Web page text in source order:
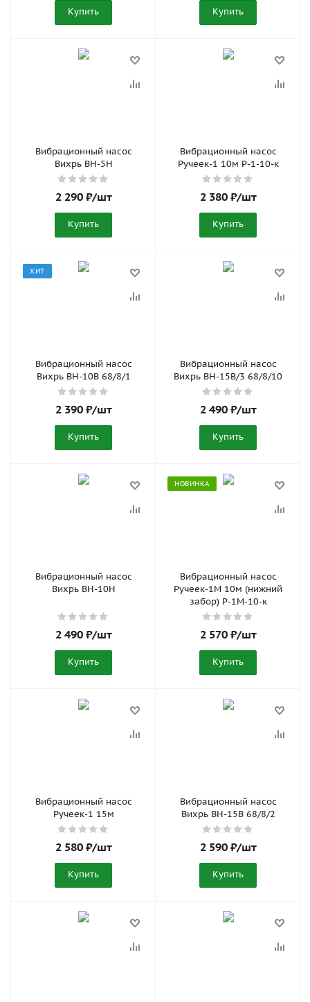
Купить Купить
Вибрационный насос
Вихрь ВН-5Н
2 290₽/шт
Купить
Вибрационный насос
Ручеек-1 10м Р-1-10-к
2 380₽/шт
Купить
ХИТ
Вибрационный насос
Вихрь ВН-10В 68/8/1
2 390₽/шт
Купить
Вибрационный насос
Вихрь ВН-15В/3 68/8/10
2 490₽/шт
Купить
Вибрационный насос
Вихрь ВН-10Н
2 490₽/шт
Купить
НОВИНКА
Вибрационный насос
Ручеек-1М 10м (нижний
забор) Р-1М-10-к
2 570₽/шт
Купить
Вибрационный насос
Ручеек-1 15м
2 580₽/шт
Купить
Вибрационный насос
Вихрь ВН-15В 68/8/2
2 590₽/шт
Купить